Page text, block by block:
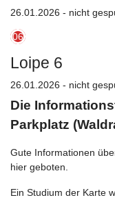
26.01.2026 - nicht
06
Loipe 6
26.01.2026 - nicht
Die
Parkplatz
Gute Informationen
hier geboten.
Ein Studium der Karte